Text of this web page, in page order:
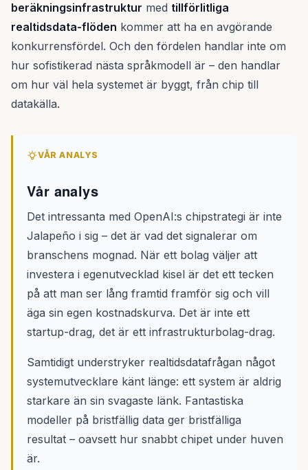
beräkningsinfrastruktur med tillförlitliga
realtidsdata-flöden kommer att ha en avgörande
konkurrensfördel. Och den fördelen handlar inte om
hur sofistikerad nästa språkmodell är – den handlar
om hur väl hela systemet är byggt, från chip till
datakälla.
VÅR ANALYS
Vår analys
Det intressanta med OpenAI:s chipstrategi är inte
Jalapeño i sig – det är vad det signalerar om
branschens mognad. När ett bolag väljer att
investera i egenutvecklad kisel är det ett tecken
på att man ser lång framtid framför sig och vill
äga sin egen kostnadskurva. Det är inte ett
startup-drag, det är ett infrastrukturbolag-drag.
Samtidigt understryker realtidsdatafrågan något
systemutvecklare känt länge: ett system är aldrig
starkare än sin svagaste länk. Fantastiska
modeller på bristfällig data ger bristfälliga
resultat – oavsett hur snabbt chipet under huven
är.